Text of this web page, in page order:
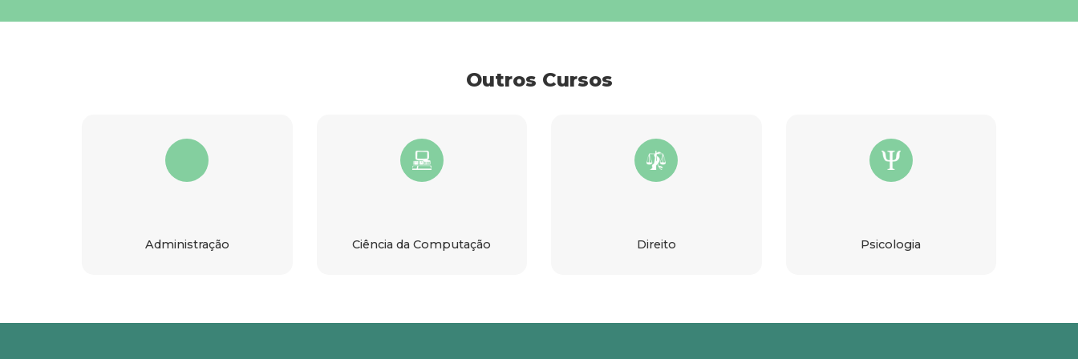
Outros Cursos
Administração Ciência da Computação Direito Psicologia